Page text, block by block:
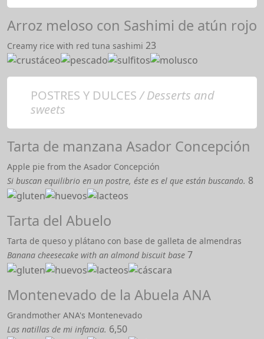
Arroz meloso con Sashimi de atún rojo
Creamy rice with red tuna sashimi 23
POSTRES Y DULCES/ Desserts and
sweets
Tarta de manzana Asador Concepción
Apple pie from the Asador Concepción
Si buscan equilibrio en un postre, éste es el que están buscando. 8
Tarta del Abuelo
Tarta de queso y plátano con base de galleta de almendras
Banana cheesecake with an almond biscuit base 7
Montenevado de la Abuela ANA
Grandmother ANA's Montenevado
Las natillas de mi infancia. 6,50